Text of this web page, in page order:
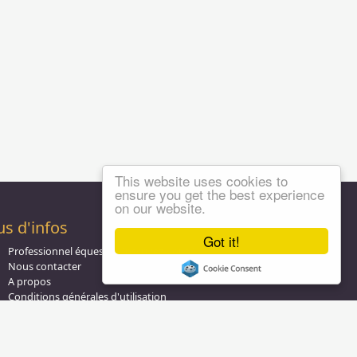
Got it!
This website uses cookies to
ensure you get the best experience
on our website.
d'infos
Professionnel équestre, Inscrivez-vous !
Nous contacter
A propos
Conditions générales d'utilisation